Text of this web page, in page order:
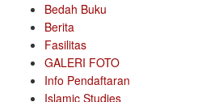
Bedah Buku
Berita
Fasilitas
GALERI FOTO
Info Pendaftaran
Islamic Studies